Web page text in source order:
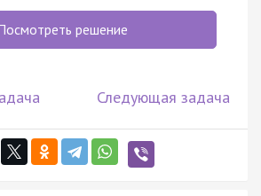
решение
Следующая задача